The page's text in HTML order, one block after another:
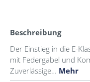
Beschreibung
Der Einstieg in die E-
mit Federgabel und
Zuverlässige… Mehr